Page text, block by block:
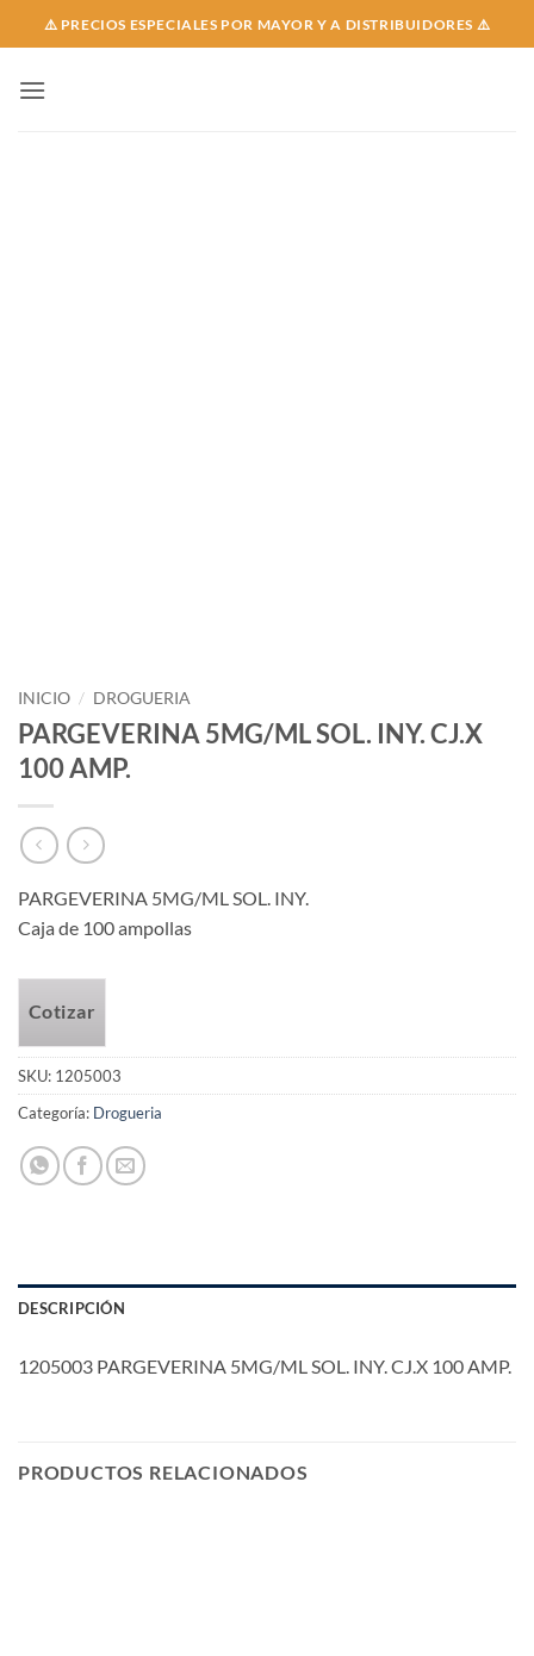
to
⚠️ PRECIOS ESPECIALES POR MAYOR Y A DISTRIBUIDORES ⚠️
INICIO / DROGUERIA
PARGEVERINA 5MG/ML SOL. INY. CJ.X
100 AMP.
PARGEVERINA 5MG/ML SOL. INY.
Caja de 100 ampollas
Cotizar
SKU: 1205003
Categoría: Drogueria
DESCRIPCIÓN
1205003 PARGEVERINA 5MG/ML SOL. INY. CJ.X 100 AMP.
PRODUCTOS RELACIONADOS